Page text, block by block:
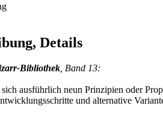
Details
Bibliothek , Band 13:
ausführlich neun Prinzipien oder
und alternative